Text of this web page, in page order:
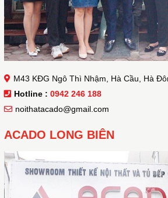
M43 KĐG Ngô Thì Nhậm, Hà Cầu, Hà
Hotline : 0942 246 188
noithatacado@gmail.com
ACADO LONG BIÊN